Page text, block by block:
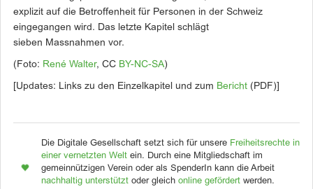
explizit auf die Betroffenheit für Personen in der Schweiz
eingegangen wird. Das letzte Kapitel schlägt
sieben Massnahmen vor.
(Foto: René Walter, CC BY-NC-SA)
[Updates: Links zu den Einzelkapitel und zum Bericht (PDF)]
Die Digitale Gesellschaft setzt sich für unsere Freiheitsrechte in
einer vernetzten Welt ein. Durch eine Mitgliedschaft im
gemeinnützigen Verein oder als SpenderIn kann die Arbeit
nachhaltig unterstützt oder gleich online gefördert werden.